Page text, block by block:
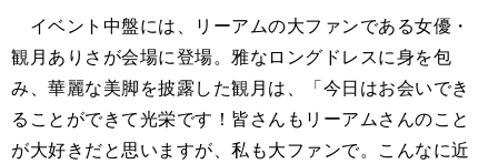
イベント中盤には、リーアムの大ファンである女優・
観月ありさが会場に登場。雅なロングドレスに身を包
み、華麗な美脚を披露した観月は、「今日はお会いでき
ることができて光栄です！皆さんもリーアムさんのこと
が大好きだと思いますが、私も大ファンで。こんなに近